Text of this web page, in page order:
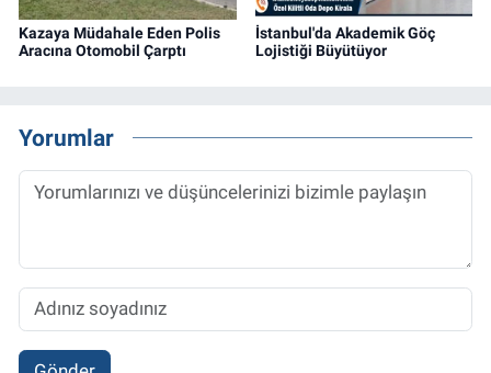
Kazaya Müdahale Eden Polis
Aracına Otomobil Çarptı
İstanbul'da Akademik Göç
Lojistiği Büyütüyor
Yorumlar